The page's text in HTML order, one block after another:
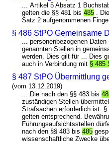
... Artikel 5 Absatz 1
gelten die §§ 481 bis485 .
Satz 2 aufgenommenen
§ 486 StPO Gemeinsame
... personenbezogenen
genannten Stellen in
werden. Dies gilt für ... Dies
auch in Verbindung mit § 485
§ 487 StPO Übermittlung
(vom 13.12.2019)
... Die nach den §§ 483 bis
zuständigen Stellen
Strafsachen erforderlich ist.
gelten entsprechend.
Führungsaufsichtsstellen
nach den §§ 483 bis485
wissenschaftliche Zwecke